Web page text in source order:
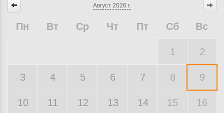
Август 2026 г.
Пн Вт Ср Чт Пт Сб Вс
1 2
3 4 5 6 7 8 9
10 11 12 13 14 15 16